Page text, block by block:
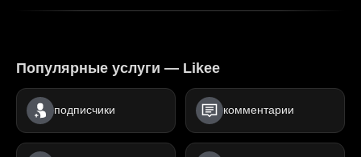
Популярные услуги — Likee
подписчики комментарии